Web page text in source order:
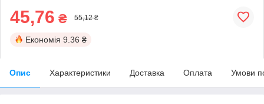
45,76 ₴ 55,12 ₴
Економія 9.36 ₴
Опис Характеристики Доставка Оплата Умови